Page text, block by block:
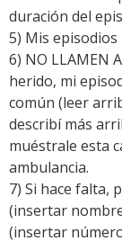
duración del
5) Mis
6) NO LLAMEN
herido, mi
común (leer
describí más
muéstrale esta
ambulancia.
7) Si hace falta,
(insertar nombre)
(insertar número